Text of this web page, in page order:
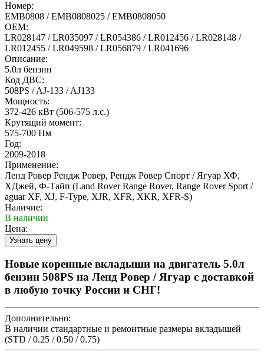
Номер:
EMB0808 / EMB0808025 / EMB0808050
OEM:
LR028147 / LR035097 / LR054386 / LR012456 / LR028148 /
LR012455 / LR049598 / LR056879 / LR041696
Описание:
5.0л бензин
Код ДВС:
508PS / AJ-133 / AJ133
Мощность:
372-426 кВт (506-575 л.с.)
Крутящий момент:
575-700 Нм
Год:
2009-2018
Применение:
Ленд Ровер Рендж Ровер, Рендж Ровер Спорт / Ягуар ХФ,
ХДжей, Ф-Тайп (Land Rover Range Rover, Range Rover Sport /
aguar XF, XJ, F-Type, XJR, XFR, XKR, XFR-S)
Наличие:
В наличии
Цена:
Новые коренные вкладыши на двигатель 5.0л
бензин 508PS на Ленд Ровер / Ягуар с доставкой
в любую точку России и СНГ!
Дополнительно:
В наличии стандартные и ремонтные размеры вкладышей
(STD / 0.25 / 0.50 / 0.75)